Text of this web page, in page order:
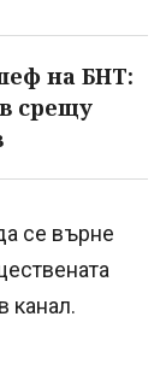
на БНТ:
срещу
се върне
канал.